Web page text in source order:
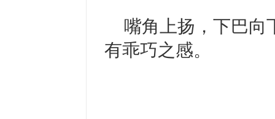
嘴角上扬，下巴向
有乖巧之感。